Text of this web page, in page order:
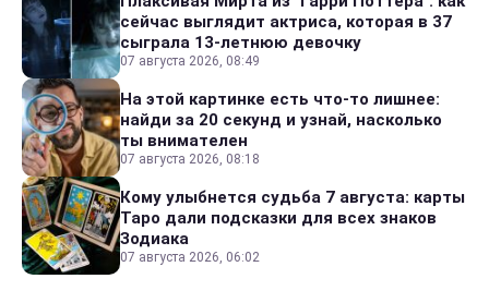
сейчас выглядит актриса, которая в 37
сыграла 13-летнюю девочку
07 августа 2026, 08:49
На этой картинке есть что-то лишнее:
найди за 20 секунд и узнай, насколько
ты внимателен
07 августа 2026, 08:18
Кому улыбнется судьба 7 августа: карты
Таро дали подсказки для всех знаков
Зодиака
07 августа 2026, 06:02